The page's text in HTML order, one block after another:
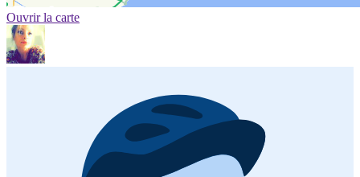
Ouvrir la carte